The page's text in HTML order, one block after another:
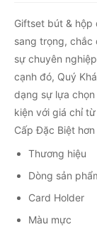
Giftset bút & hộp
sang trọng, chắc
sự chuyên
cạnh đó, Quý
dạng sự lựa
kiện với giá chỉ
Cấp Đặc Biệt
Thương hiệu
Dòng sản
Card Holder
Màu mực :